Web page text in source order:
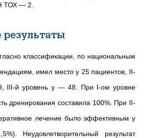
ТОХ — 2.
классификации, по национальным
имел место у 25 пациентов, II-
III-й уровень у — 48. При I-ом уровне
дренирования составила 100%. При II-
лечение было эффективным у
Неудовлетворительный результат